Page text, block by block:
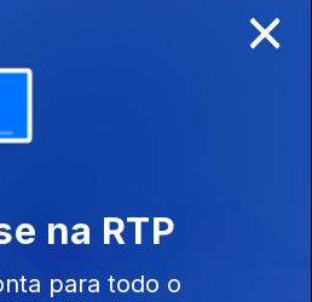
Wacko
×
na RTP
para todo o